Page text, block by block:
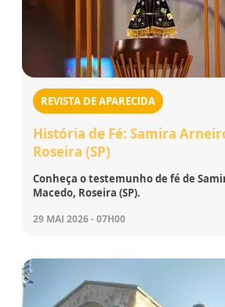
REVISTA DE APARECIDA
História de Fé: Samira
Roseira (SP)
Conheça o testemunho de fé de
Macedo, Roseira (SP).
29 MAI 2026 - 07H00